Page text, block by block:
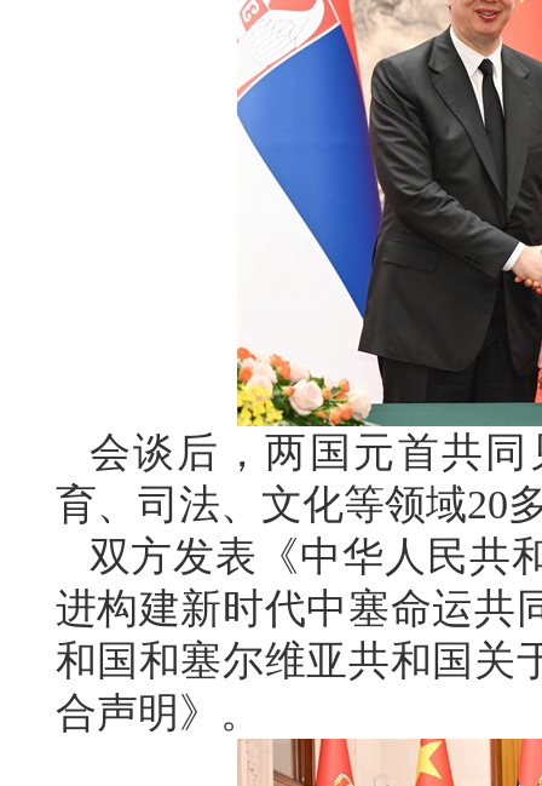
会谈后，两国元首共
育、司法、文化等领域20
双方发表《中华人民共
进构建新时代中塞命运共
和国和塞尔维亚共和国关
合声明》。